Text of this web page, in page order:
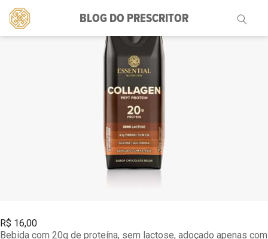
BLOG DO PRESCRITOR
Pesquisar
por:
R$ 16,00
Bebida com 20g de proteína, sem lactose, adoçado apenas com